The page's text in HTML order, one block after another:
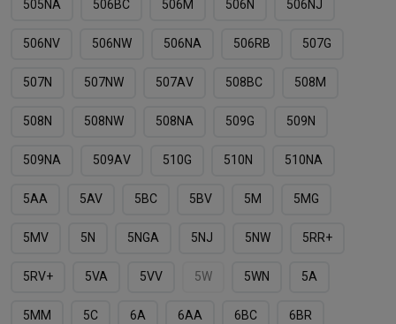
505NА 506BC 506M 506N 506NJ
506NV 506NW 506NА 506RB 507G
507N 507NW 507АV 508BC 508M
508N 508NW 508NА 509G 509N
509NA 509АV 510G 510N 510NA
5AA 5AV 5BC 5BV 5M 5MG
5MV 5N 5NGA 5NJ 5NW 5RR+
5RV+ 5VA 5VV 5W 5WN 5А
5ММ 5С 6A 6AA 6BC 6BR